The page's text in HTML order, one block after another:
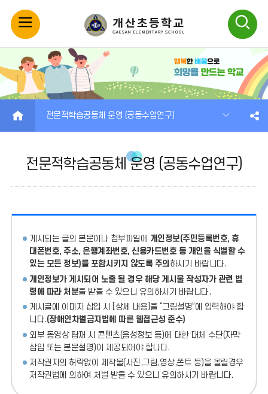
모
바
일
메
뉴
열
검
색
열
기
HOME 전문적학습공동체 운영 (공동수업연구)
전문적학습공동체 운영 (공동수업연구)
게시되는 글의 본문이나 첨부파일에 개인정보(주민등록번호, 휴
대폰번호, 주소, 은행계좌번호, 신용카드번호 등 개인을 식별할 수
있는 모든 정보)를 포함시키지 않도록 주의 하시기 바랍니다.
개인정보가 게시되어 노출 될 경우 해당 게시물 작성자가 관련 법
령에 따라 처분을 받을 수 있으니 유의하시기 바랍니다.
게시글에 이미지 삽입 시 [상세 내용]을 “그림설명”에 입력해야 합
니다.(장애인차별금지법에 따른 웹접근성 준수)
외부 동영상 탑재 시 콘텐츠(음성정보 등)에 대한 대체 수단(자막
삽입 또는 본문설명)이 제공되어야 합니다.
저작권자의 허락없이 제작물(사진,그림,영상,폰트 등)을 올릴경우
저작권법에 의하여 처벌 받을 수 있으니 유의하시기 바랍니다.